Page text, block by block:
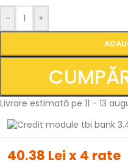
- +
Livrare estimată pe 11 - 13
40.38 Lei x 4 rate